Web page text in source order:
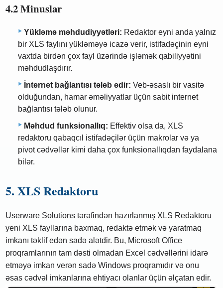
4.2 Minuslar
Yükləmə məhdudiyyətləri: Redaktor eyni anda yalnız
bir XLS faylını yükləməyə icazə verir, istifadəçinin eyni
vaxtda birdən çox fayl üzərində işləmək qabiliyyətini
məhdudlaşdırır.
İnternet bağlantısı tələb edir: Veb-əsaslı bir vasitə
olduğundan, hamar əməliyyatlar üçün sabit internet
bağlantısı tələb olunur.
Məhdud funksionallıq: Effektiv olsa da, XLS
redaktoru qabaqcıl istifadəçilər üçün makrolar və ya
pivot cədvəllər kimi daha çox funksionallıqdan faydalana
bilər.
5. XLS Redaktoru
Userware Solutions tərəfindən hazırlanmış XLS Redaktoru
yeni XLS fayllarına baxmaq, redaktə etmək və yaratmaq
imkanı təklif edən sadə alətdir. Bu, Microsoft Office
proqramlarının tam dəsti olmadan Excel cədvəllərini idarə
etməyə imkan verən sadə Windows proqramıdır və onu
əsas cədvəl imkanlarına ehtiyacı olanlar üçün əlçatan edir.